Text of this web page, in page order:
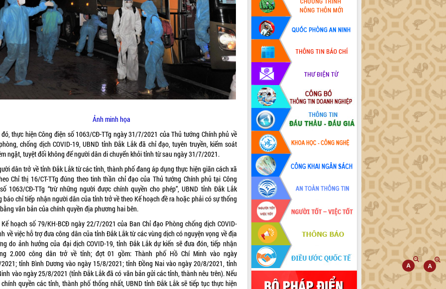
Ảnh minh họa
đó, thực hiện Công điện số 1063/CĐ-TTg ngày 31/7/2021 của Thủ tướng Chính phủ về
chống dịch COVID-19, UBND tỉnh Đắk Lắk đã chỉ đạo, tuyên truyền, kiểm soát
ngặt, tuyệt đối không để người dân di chuyển khỏi tỉnh từ sau ngày 31/7/2021.
dân trở về tỉnh Đắk Lắk từ các tỉnh, thành phố đang áp dụng thực hiện giãn cách xã
Chỉ thị 16/CT-TTg đúng theo tinh thần chỉ đạo của Thủ tướng Chính phủ tại Công
1063/CĐ-TTg “trừ những người được chính quyền cho phép”, UBND tỉnh Đắk Lắk
báo chỉ tiếp nhận người dân của tỉnh trở về theo Kế hoạch đề ra hoặc phải có sự thống
văn bản của chính quyền địa phương hai bên.
Kế hoạch số 79/KH-BCĐ ngày 22/7/2021 của Ban Chỉ đạo Phòng chống dịch COVID-
về việc hỗ trợ đưa công dân của tỉnh Đắk Lắk từ các vùng dịch có nguyện vọng về địa
do ảnh hưởng của đại dịch COVID-19, tỉnh Đắk Lắk dự kiến sẽ đưa đón, tiếp nhận
2.000 công dân trở về tỉnh; đợt 01 gồm: Thành phố Hồ Chí Minh vào ngày
tỉnh Bình Dương vào ngày 15/8/2021; tỉnh Đồng Nai vào ngày 20/8/2021, tỉnh
vào ngày 25/8/2021 (tỉnh Đắk Lắk đã có văn bản gửi các tỉnh, thành nêu trên). Nếu
quyền các tỉnh, thành phố thống nhất, UBND tỉnh Đắk Lắk sẽ tiếp tục thực hiện